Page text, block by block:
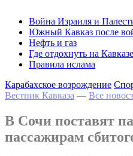
Война Израиля и
Южный Кавказ после
Нефть и газ
Где отдохнуть на Кавказе
Правила ислама
Карабахское возрождение
Вестник Кавказа — Все
В Сочи поставят
пассажирам